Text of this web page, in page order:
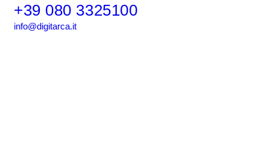
+39 080 3325100
info@digitarca.it